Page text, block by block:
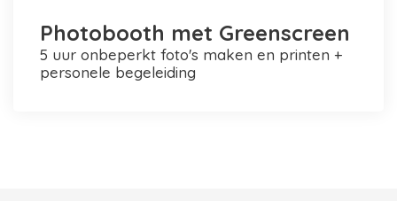
Photobooth met Greenscreen
5 uur onbeperkt foto's maken en printen +
personele begeleiding